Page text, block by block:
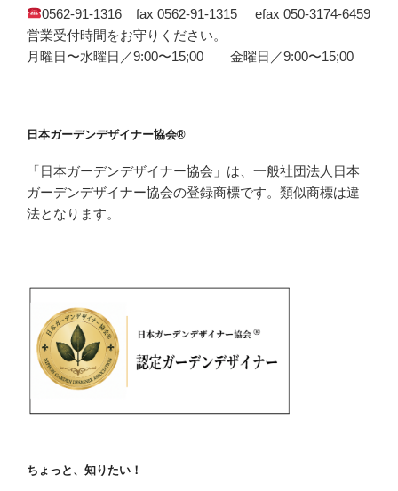
0562-91-1316 fax 0562-91-1315 efax 050-3174-6459
営業受付時間をお守りください。
月曜日〜水曜日／9:00〜15;00 金曜日／9:00〜15;00
日本ガーデンデザイナー協会®
「日本ガーデンデザイナー協会」は、一般社団法人日本
ガーデンデザイナー協会の登録商標です。類似商標は違
法となります。
ちょっと、知りたい！